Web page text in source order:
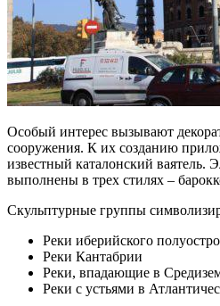
Особый интерес вызывают
сооружения. К их созданию
известный каталонский ваятель.
выполнены в трех стилях –
Скульптурные группы
Реки иберийского
Реки Кантабрии
Реки, впадающие в
Реки с устьями в